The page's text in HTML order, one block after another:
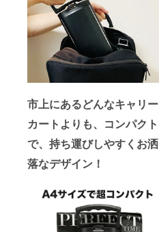
市上にあるどんなキャリー
カートよりも、コンパクト
で、持ち運びしやすくお洒
落なデザイン！